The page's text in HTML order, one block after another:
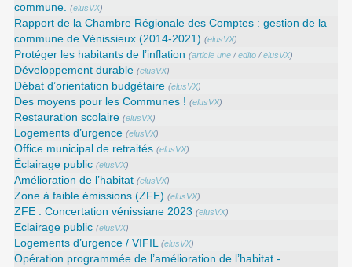
commune.
(elusVX)
Rapport de la Chambre Régionale des Comptes : gestion de la
commune de Vénissieux (2014-2021) (elusVX)
Protéger les habitants de l’inflation (article une /edito /elusVX)
Développement durable (elusVX)
Débat d’orientation budgétaire (elusVX)
Des moyens pour les Communes ! (elusVX)
Restauration scolaire (elusVX)
Logements d’urgence (elusVX)
Office municipal de retraités (elusVX)
Éclairage public (elusVX)
Amélioration de l’habitat (elusVX)
Zone à faible émissions (ZFE) (elusVX)
ZFE : Concertation vénissiane 2023 (elusVX)
Eclairage public (elusVX)
Logements d’urgence / VIFIL (elusVX)
Opération programmée de l’amélioration de l’habitat -